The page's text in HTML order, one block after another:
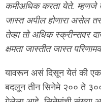
कमीअधिक करता येते. म्हणजे
जास्त अपील होणारा असेल तर
तेव्हा तो अधिक स्क्रीन्सवर
क्षमता जास्तीत जास्त
यावरून असं दिसून येतं की एक
बदलून तीन सिनेमे २०० ते